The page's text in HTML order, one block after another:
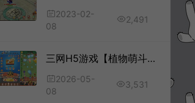
2023-02-
08
2,491
三网H5游戏【植物萌斗H5代金券内购初始版】5月最新整理Linux手工服务端+全套前后端源码+CDK授权后台+简易安卓客户端+详细搭建教程+视频教程
2026-05-
08
3,531